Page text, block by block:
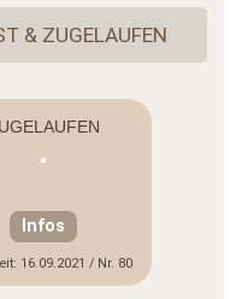
& ZUGELAUFEN
Infos
16.09.2021 / Nr. 80